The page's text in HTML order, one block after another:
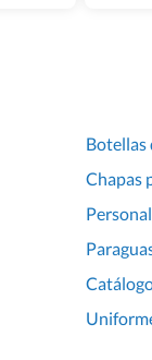
Botellas
Chapas